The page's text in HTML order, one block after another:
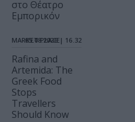
στο Θέατρο
Εμπορικόν
MARKET PLACE
05.08.2026 | 16.32
Rafina and
Artemida: The
Greek Food
Stops
Travellers
Should Know